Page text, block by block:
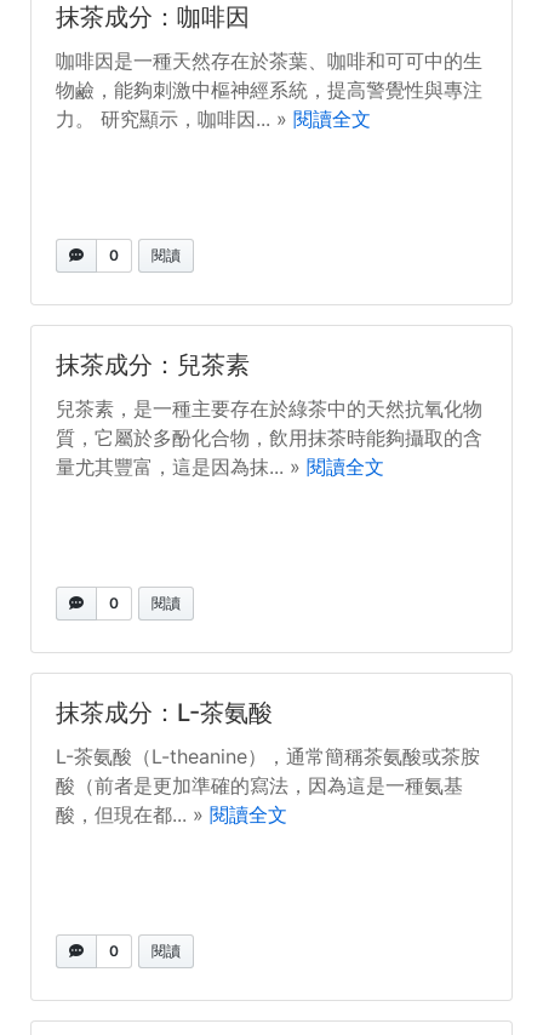
抹茶成分：咖啡因
咖啡因是一種天然存在於茶葉、咖啡和可可中的生
物鹼，能夠刺激中樞神經系統，提高警覺性與專注
力。 研究顯示，咖啡因... » 閱讀全文
0 閱讀
抹茶成分：兒茶素
兒茶素，是一種主要存在於綠茶中的天然抗氧化物
質，它屬於多酚化合物，飲用抹茶時能夠攝取的含
量尤其豐富，這是因為抹... » 閱讀全文
0 閱讀
抹茶成分：L-茶氨酸
L-茶氨酸（L-theanine），通常簡稱茶氨酸或茶胺
酸（前者是更加準確的寫法，因為這是一種氨基
酸，但現在都... » 閱讀全文
0 閱讀